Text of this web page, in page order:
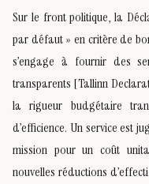
Sur le front politique, la
par défaut » en critère de
s’engage à fournir des
transparents [Tallinn
la rigueur budgétaire
d’efficience. Un service est
mission pour un coût
nouvelles réductions